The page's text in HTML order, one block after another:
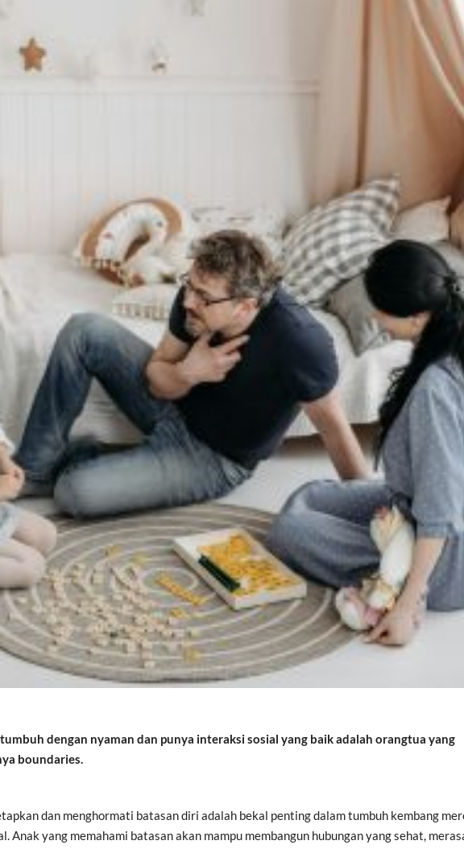
dengan nyaman dan punya interaksi sosial yang baik adalah orangtua yang
boundaries.
dan menghormati batasan diri adalah bekal penting dalam tumbuh kembang
Anak yang memahami batasan akan mampu membangun hubungan yang sehat,